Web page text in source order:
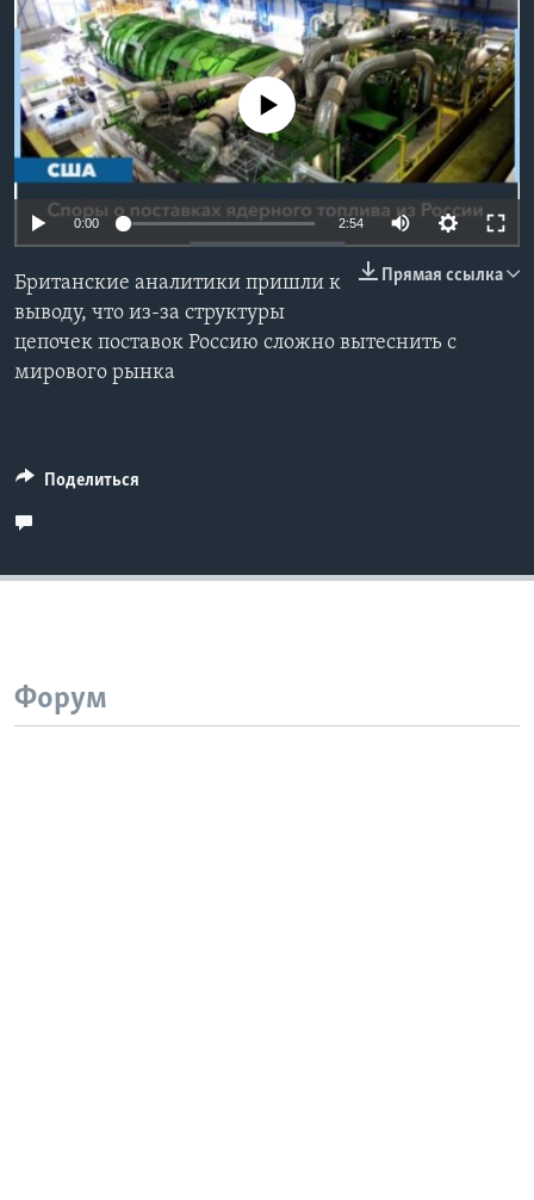
Learning English
СОЦИАЛЬНЫЕ СЕТИ
Языки
No media source currently available
0:00 2:54
Прямая ссылка
Британские аналитики пришли к
выводу, что из-за структуры
цепочек поставок Россию сложно вытеснить с
мирового рынка
Поделиться
Форум